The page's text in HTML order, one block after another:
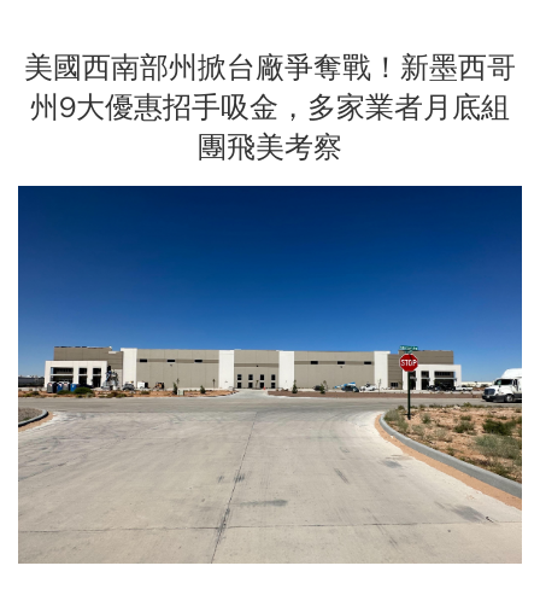
美國西南部州掀台廠爭奪戰！新墨西哥
州9大優惠招手吸金，多家業者月底組
團飛美考察